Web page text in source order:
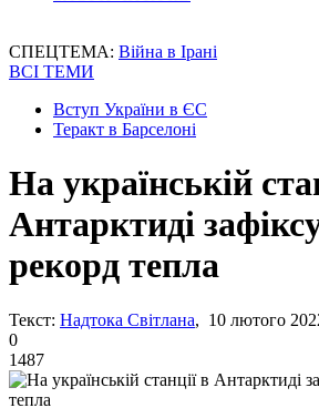
СПЕЦТЕМА: Війна в Ірані
ВСІ ТЕМИ
Вступ України в ЄС
Теракт в Барселоні
На українській
Антарктиді
рекорд тепла
Текст: Надтока Світлана, 10 лютого
0
1487